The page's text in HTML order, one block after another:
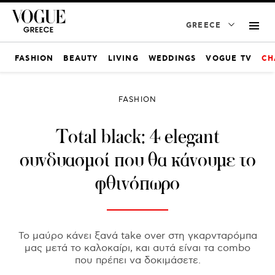
GREECE
FASHION BEAUTY LIVING WEDDINGS VOGUE TV
FASHION
Total black: 4 elegant
συνδυασμοί που θα κάνουμε το
φθινόπωρο
Το μαύρο κάνει ξανά take over στη γκαρνταρόμπα
μας μετά το καλοκαίρι, και αυτά είναι τα combo
που πρέπει να δοκιμάσετε.